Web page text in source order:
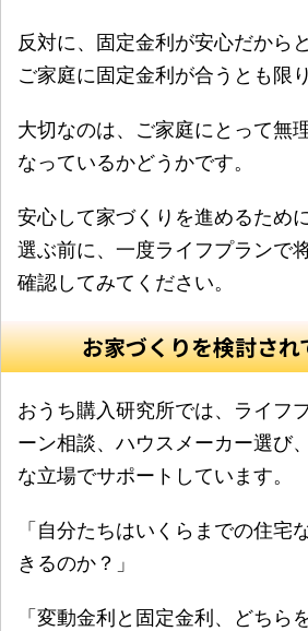
反対に、固定金利が安心だから
ご家庭に固定金利が合うとも限
大切なのは、ご家庭にとって無
なっているかどうかです。
安心して家づくりを進めるため
選ぶ前に、一度ライフプランで
確認してみてください。
お家づくりを検討され
おうち購入研究所では、ライフ
ーン相談、ハウスメーカー選び
な立場でサポートしています。
「自分たちはいくらまでの住宅
きるのか？」
「変動金利と固定金利、どちら